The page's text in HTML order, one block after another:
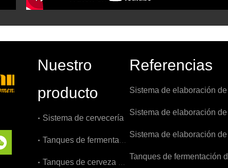
Nuestro
producto
Sistema de cervecería
Referencias